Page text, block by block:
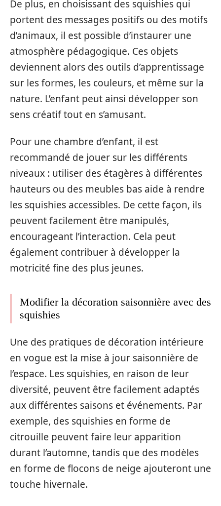
De plus, en choisissant des squishies qui
portent des messages positifs ou des motifs
d’animaux, il est possible d’instaurer une
atmosphère pédagogique. Ces objets
deviennent alors des outils d’apprentissage
sur les formes, les couleurs, et même sur la
nature. L’enfant peut ainsi développer son
sens créatif tout en s’amusant.
Pour une chambre d’enfant, il est
recommandé de jouer sur les différents
niveaux : utiliser des étagères à différentes
hauteurs ou des meubles bas aide à rendre
les squishies accessibles. De cette façon, ils
peuvent facilement être manipulés,
encourageant l’interaction. Cela peut
également contribuer à développer la
motricité fine des plus jeunes.
Modifier la décoration saisonnière avec des
squishies
Une des pratiques de décoration intérieure
en vogue est la mise à jour saisonnière de
l’espace. Les squishies, en raison de leur
diversité, peuvent être facilement adaptés
aux différentes saisons et événements. Par
exemple, des squishies en forme de
citrouille peuvent faire leur apparition
durant l’automne, tandis que des modèles
en forme de flocons de neige ajouteront une
touche hivernale.